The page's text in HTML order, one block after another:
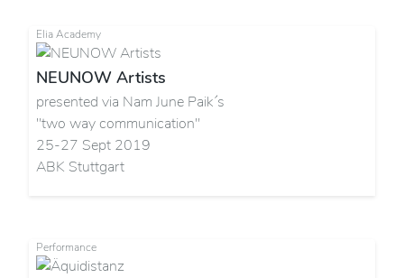
Elia Academy
NEUNOW Artists
presented via Nam June Paik´s
"two way communication"
25-27 Sept 2019
ABK Stuttgart
Performance